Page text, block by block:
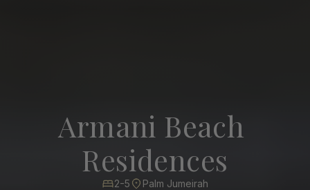
Armani Beach
Residences
2-5 Palm Jumeirah